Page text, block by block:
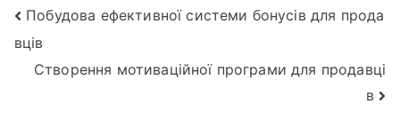
Навігація
записів
Побудова ефективної системи бонусів для прода
вців
Створення мотиваційної програми для продавці
в